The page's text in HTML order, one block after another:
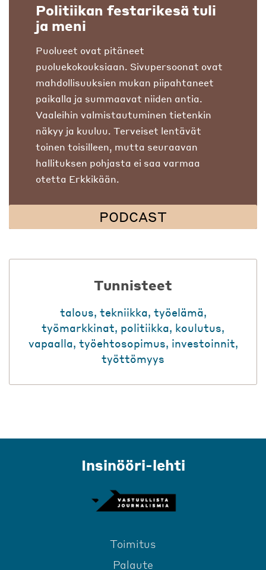
Politiikan festarikesä tuli
ja meni
Puolueet ovat pitäneet
puoluekokouksiaan. Sivupersoonat ovat
mahdollisuuksien mukan piipahtaneet
paikalla ja summaavat niiden antia.
Vaaleihin valmistautuminen tietenkin
näkyy ja kuuluu. Terveiset lentävät
toinen toisilleen, mutta seuraavan
hallituksen pohjasta ei saa varmaa
otetta Erkkikään.
PODCAST
Tunnisteet
talous, tekniikka, työelämä,
työmarkkinat, politiikka, koulutus,
vapaalla, työehtosopimus, investoinnit,
työttömyys
Insinööri-lehti
Toimitus
Palaute